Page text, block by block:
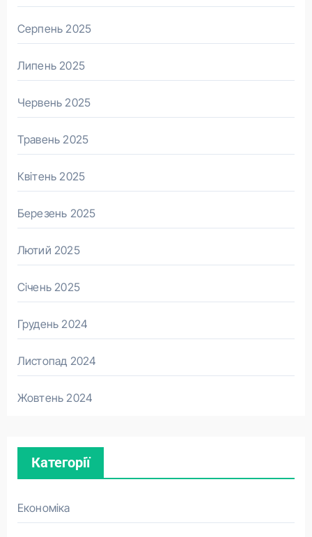
Серпень 2025
Липень 2025
Червень 2025
Травень 2025
Квітень 2025
Березень 2025
Лютий 2025
Січень 2025
Грудень 2024
Листопад 2024
Жовтень 2024
Категорії
Економіка